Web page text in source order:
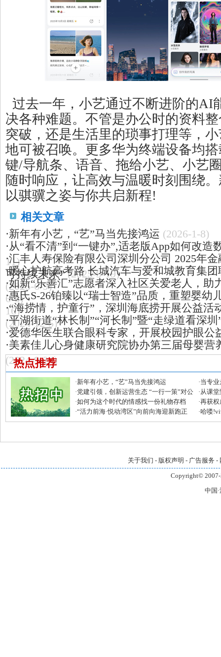
过去一年，小艺通过不断进阶的AI
决各种难题。不管是办公时的资料
突破，还是生活里的琐事打理等，
地可被召唤。更多华为终端设备均
键/导航条、语音、拖给小艺、小艺
随时响应，让高效与温暖时刻围绕
以骐骥之姿与你共启新程!
相关文章
·新年有小艺，“艺”马当先接鸿运 (2026-1-8)
·从“看不清”到“一键办”,适老版App如何改造
11)
·汇丰人寿保险有限公司深圳分公司 2025年
可持续未来” (2025-9-19)
·暖心护航高考路 长城汽车与爱和城教育集
(2025-6-9)
·如新“乐善汇”志愿者深入社区关爱老人，助
6-6)
·惠氏S-26铂臻以“瑞士智造”品质，重塑婴幼
16)
·“海捞情，护童行”，深圳海底捞开展公益活
(2024-12-5)
·平湖街道“林长制”“河长制”暨“走绿道看深
·爱德华医生联合眼科专家，开展校园护眼公
·美素佳儿心身健康研究院协办第三届母婴营
(2024-9-24)
热点推荐
·新年有小艺，“艺”马当先接鸿运 ·当专业
咖啡机
·党建引领，创新运营生态 “一行一策”对公
企微模式破解流量困局
·从课
的成长
·如何为这个时代的情感找一份礼物存档 ·再获权
国出海
·“活力前海·悦动湾区”向前向海迎新跑正
式开跑
·哈喽
圆满收
关于我们 - 版权声明 - 广告服务 -
Copyright©
中国